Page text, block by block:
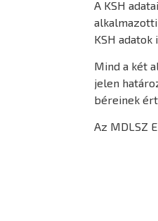
A KSH
alkalmazotti
KSH adatok
Mind a két
jelen
béreinek
Az MDLSZ